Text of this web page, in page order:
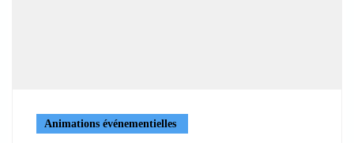
Animations événementielles